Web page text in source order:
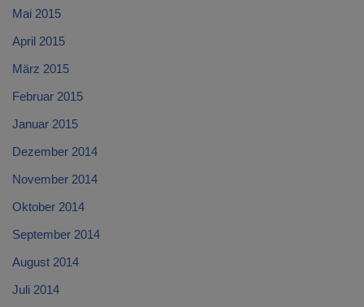
Mai 2015
April 2015
März 2015
Februar 2015
Januar 2015
Dezember 2014
November 2014
Oktober 2014
September 2014
August 2014
Juli 2014